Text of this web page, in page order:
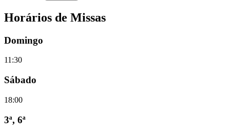
Horários de Missas
Domingo
11:30
Sábado
18:00
3ª, 6ª